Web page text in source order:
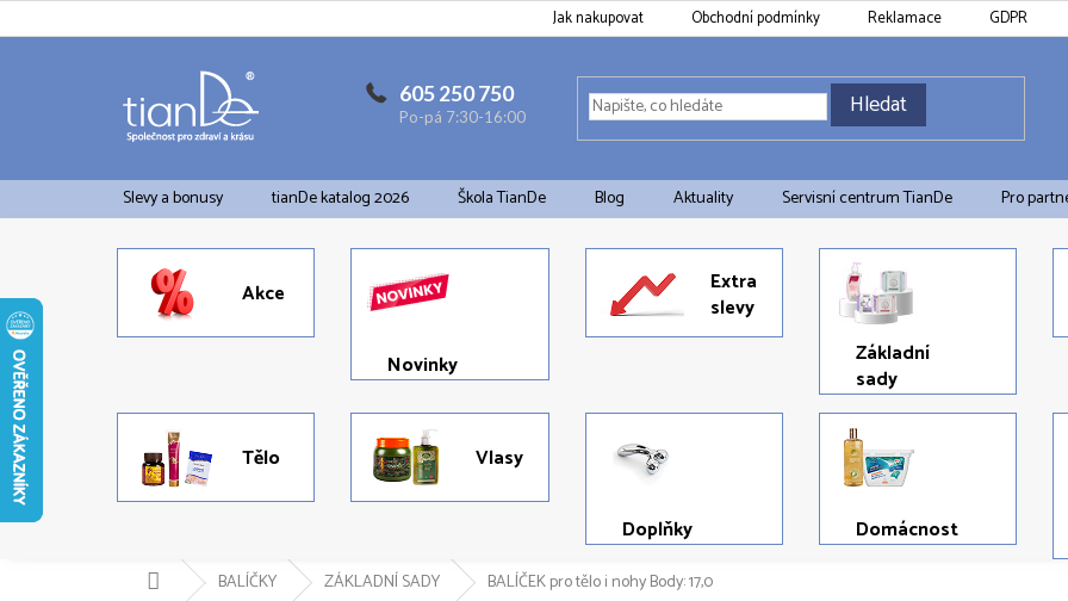
Přejít
na
Jak nakupovat Obchodní podmínky Reklamace GDPR
605 250 750
Po-pá 7:30-16:00 Hledat
Slevy a bonusy tianDe katalog 2026 Škola TianDe Blog Aktuality Servisní centrum TianDe Pro
Akce
Novinky
Extra
slevy
Základní
sady
Tělo Vlasy
Doplňky Domácnost
Domů BALÍČKY ZÁKLADNÍ SADY BALÍČEK pro tělo i nohyBody: 17,0